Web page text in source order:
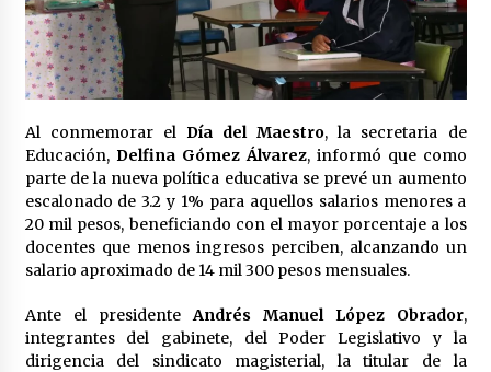
Laura Itzel Castillo será la nueva secretaria de
las Mujeres, anuncia Sheinbaum
2 meses atrás
Segob: «ya dimos nuestras propuestas»
2 meses atrás
Zar antidrogas de EE.UU.: “vamos por los
políticos mexicanos que protegen al narco”
2 meses atrás
Trump anuncia acuerdo con Irán y el fin de
operaciones militares entre ambos países
2 meses atrás
Al conmemorar el Día del Maestro, la secretaria de
Educación, Delfina Gómez Álvarez, informó que como
parte de la nueva política educativa se prevé un aumento
escalonado de 3.2 y 1% para aquellos salarios menores a
20 mil pesos, beneficiando con el mayor porcentaje a los
docentes que menos ingresos perciben, alcanzando un
salario aproximado de 14 mil 300 pesos mensuales.
Ante el presidente Andrés Manuel López Obrador,
integrantes del gabinete, del Poder Legislativo y la
dirigencia del sindicato magisterial, la titular de la